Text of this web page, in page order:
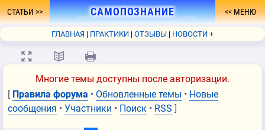
СТАТЬИ
САМОПОЗНАНИЕ
- ПУТЬ К ПРОСВЕТЛЕНИЮ
МЕНЮ
ГЛАВНАЯ ПРАКТИКИ ОТЗЫВЫ
НОВОСТИ +
💻 📖
🖨
Многие темы доступны после авторизации.
[ Правила форума • Обновленные темы • Новые
сообщения • Участники • Поиск • RSS ]